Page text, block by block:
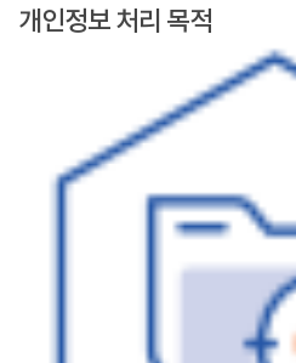
개인정보 처리 목적